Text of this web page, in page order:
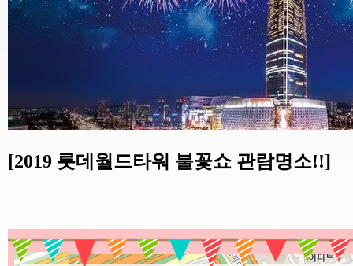
[2019 롯데월드타워 불꽃쇼 관람명소!!]